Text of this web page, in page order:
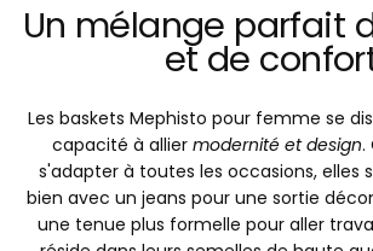
Un mélange parfait
et de
Les baskets Mephisto pour femme se
capacité à allier modernité et design.
s'adapter à toutes les occasions, elles
bien avec un jeans pour une sortie
une tenue plus formelle pour aller